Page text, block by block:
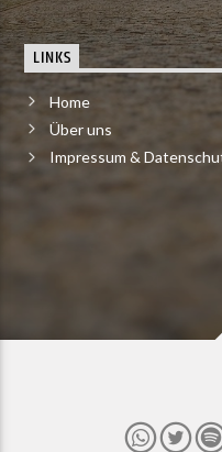
LINKS
Home
Über uns
Impressum &